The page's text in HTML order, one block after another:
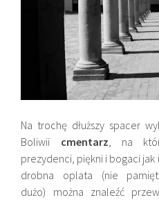
Na trochę dłuższy spacer
Boliwii cmentarz, na
prezydenci, piękni i bogaci jak
drobna oplata (nie
dużo) można znaleźć